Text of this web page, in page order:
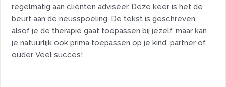
regelmatig aan cliënten adviseer. Deze keer is het de
beurt aan de neusspoeling. De tekst is geschreven
alsof je de therapie gaat toepassen bij jezelf, maar kan
je natuurlijk ook prima toepassen op je kind, partner of
ouder. Veel succes!